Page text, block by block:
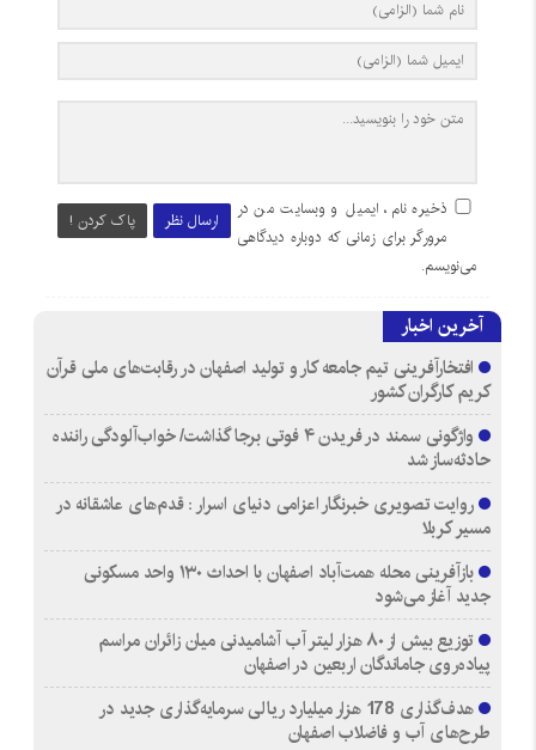
ارسال نظر پاک کردن !
ذخیره نام، ایمیل و وبسایت من در
مرورگر برای زمانی که دوباره دیدگاهی
می‌نویسم.
آخرین اخبار
افتخارآفرینی تیم جامعه کار و تولید اصفهان در رقابت‌های ملی قرآن
کریم کارگران کشور
واژگونی سمند در فریدن ۴ فوتی برجا گذاشت/ خواب‌آلودگی راننده
حادثه‌ساز شد
روایت تصویری خبرنگار اعزامی دنیای اسرار : قدم‌های عاشقانه در
مسیر کربلا
بازآفرینی محله همت‌آباد اصفهان با احداث ۱۳۰ واحد مسکونی
جدید آغاز می‌شود
توزیع بیش از ۸۰ هزار لیتر آب آشامیدنی میان زائران مراسم
پیاده‌روی جاماندگان اربعین در اصفهان
هدف‌گذاری 178 هزار میلیارد ریالی سرمایه‌گذاری جدید در
طرح‌های آب و فاضلاب اصفهان